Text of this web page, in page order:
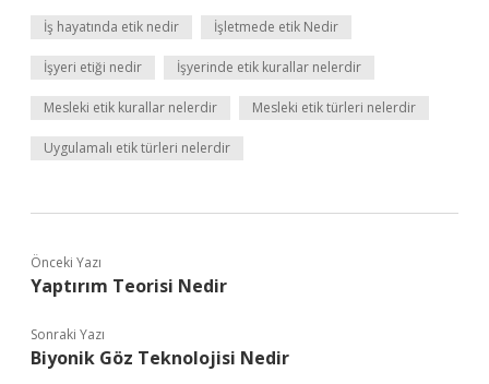
İş hayatında etik nedir İşletmede etik Nedir
İşyeri etiği nedir İşyerinde etik kurallar nelerdir
Mesleki etik kurallar nelerdir Mesleki etik türleri nelerdir
Uygulamalı etik türleri nelerdir
Önceki Yazı
Yaptırım Teorisi Nedir
Sonraki Yazı
Biyonik Göz Teknolojisi Nedir